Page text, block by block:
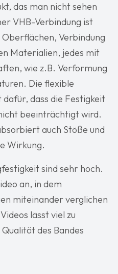
das man nicht sehen
VHB-Verbindung ist
Verbindung
Materialien, jedes mit
wie z.B. Verformung
Die flexible
dass die Festigkeit
beeinträchtigt wird.
auch Stöße und
Wirkung.
sind sehr hoch.
an, in dem
miteinander verglichen
lässt viel zu
des Bandes